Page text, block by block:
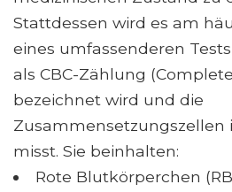
Stattdessen wird es am
eines umfassenderen
als CBC-Zählung
bezeichnet wird und die
Zusammensetzungszellen
misst. Sie beinhalten:
Rote Blutkörperchen